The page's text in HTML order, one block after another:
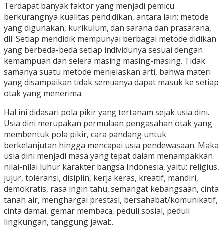
Terdapat banyak faktor yang menjadi pemicu
berkurangnya kualitas pendidikan, antara lain: metode
yang digunakan, kurikulum, dan sarana dan prasarana,
dll. Setiap mendidik mempunyai berbagai metode didikan
yang berbeda-beda setiap individunya sesuai dengan
kemampuan dan selera masing masing-masing. Tidak
samanya suatu metode menjelaskan arti, bahwa materi
yang disampaikan tidak semuanya dapat masuk ke setiap
otak yang menerima.
Hal ini didasari pola pikir yang tertanam sejak usia dini.
Usia dini merupakan permulaan pengasahan otak yang
membentuk pola pikir, cara pandang untuk
berkelanjutan hingga mencapai usia pendewasaan. Maka
usia dini menjadi masa yang tepat dalam menampakkan
nilai-nilai luhur karakter bangsa Indonesia, yaitu: religius,
jujur, toleransi, disiplin, kerja keras, kreatif, mandiri,
demokratis, rasa ingin tahu, semangat kebangsaan, cinta
tanah air, menghargai prestasi, bersahabat/komunikatif,
cinta damai, gemar membaca, peduli sosial, peduli
lingkungan, tanggung jawab.